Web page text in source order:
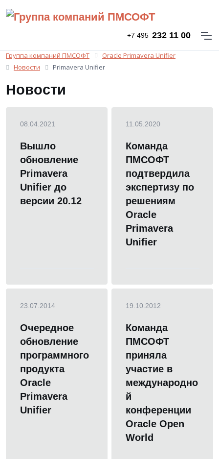
+7 495 232 11 00
Группа компаний ПМСОФТ
Oracle Primavera Unifier
Новости
Primavera Unifier
Новости
08.04.2021
Вышло
обновление
Primavera
Unifier до
версии 20.12
11.05.2020
Команда
ПМСОФТ
подтвердила
экспертизу по
решениям
Oracle
Primavera
Unifier
23.07.2014
Очередное
обновление
программного
продукта
Oracle
Primavera
Unifier
19.10.2012
Команда
ПМСОФТ
приняла
участие в
международно
й
конференции
Oracle Open
World